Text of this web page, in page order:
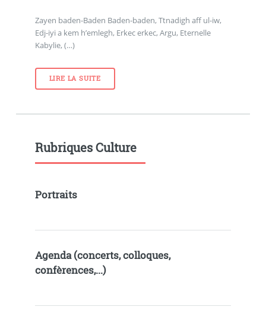
Zayen baden-Baden Baden-baden, Ttnadigh aff ul-iw,
Edj-iyi a kem h’emlegh, Erkec erkec, Argu, Eternelle
Kabylie, (…)
LIRE LA SUITE
Rubriques Culture
Portraits
Agenda (concerts, colloques,
confèrences,...)